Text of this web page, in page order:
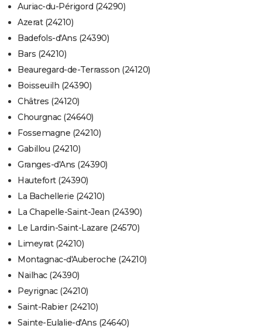
Auriac-du-Périgord (24290)
Azerat (24210)
Badefols-d'Ans (24390)
Bars (24210)
Beauregard-de-Terrasson (24120)
Boisseuilh (24390)
Châtres (24120)
Chourgnac (24640)
Fossemagne (24210)
Gabillou (24210)
Granges-d'Ans (24390)
Hautefort (24390)
La Bachellerie (24210)
La Chapelle-Saint-Jean (24390)
Le Lardin-Saint-Lazare (24570)
Limeyrat (24210)
Montagnac-d'Auberoche (24210)
Nailhac (24390)
Peyrignac (24210)
Saint-Rabier (24210)
Sainte-Eulalie-d'Ans (24640)